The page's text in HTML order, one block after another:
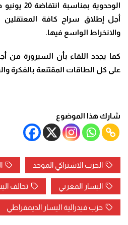
الوحدوية
أجل إطلاق سراح كافة المعتقلين
والانخراط الواسع فيها.
كما يجدد اللقاء بأن السيرورة من
على كل الطاقات المقتنعة بالفكرة
شارك هذا الموضوع
الحزب الاشتراكي الموحد
اليسار المغربي تحالف
حزب فيدرالية اليسار الديمقراطي